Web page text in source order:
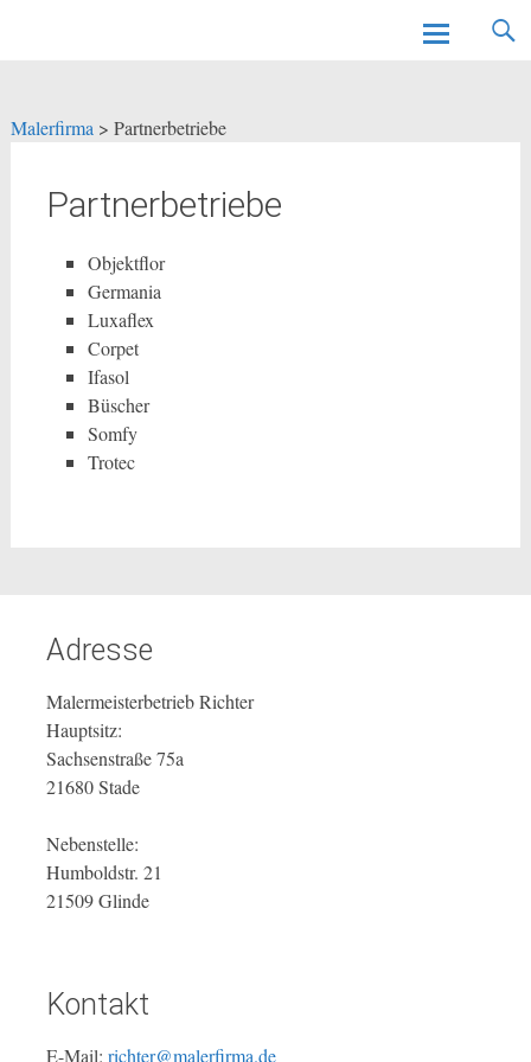
Malerfirma > Partnerbetriebe
Partnerbetriebe
Objektflor
Germania
Luxaflex
Corpet
Ifasol
Büscher
Somfy
Trotec
Adresse
Malermeisterbetrieb Richter
Hauptsitz:
Sachsenstraße 75a
21680 Stade
Nebenstelle:
Humboldstr. 21
21509 Glinde
Kontakt
E-Mail: richter@malerfirma.de